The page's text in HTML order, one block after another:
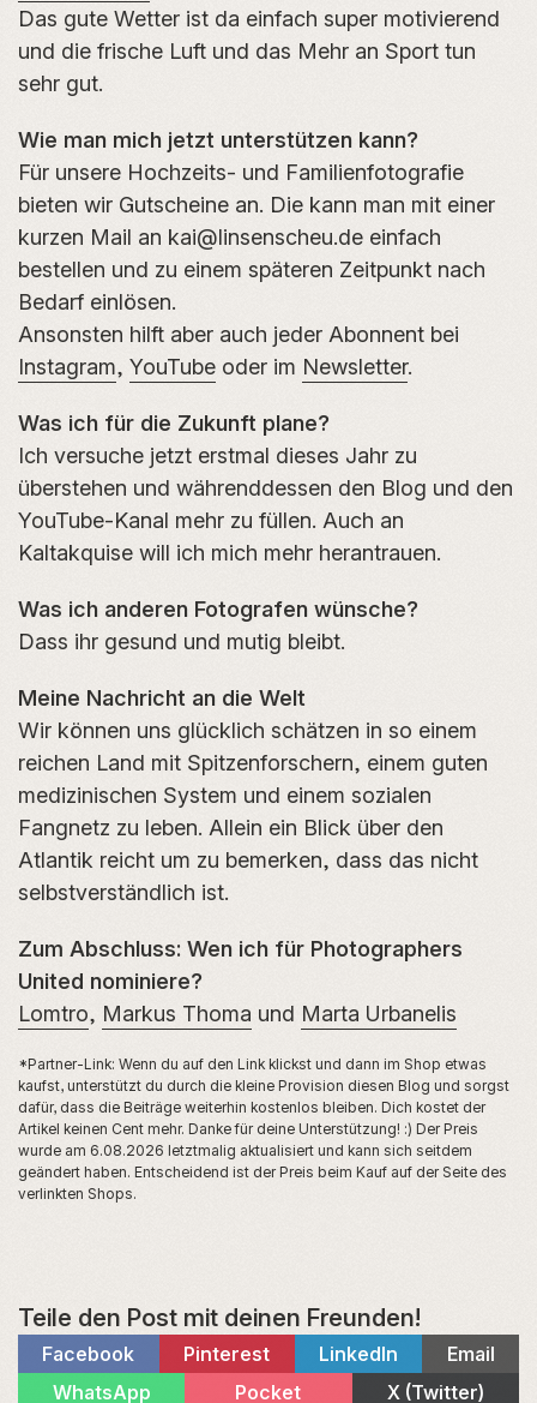
Das gute Wetter ist da einfach super motivierend
und die frische Luft und das Mehr an Sport tun
sehr gut.
Wie man mich jetzt unterstützen kann?
Für unsere Hochzeits- und Familienfotografie
bieten wir Gutscheine an. Die kann man mit einer
kurzen Mail an kai@linsenscheu.de einfach
bestellen und zu einem späteren Zeitpunkt nach
Bedarf einlösen.
Ansonsten hilft aber auch jeder Abonnent bei
Instagram, YouTube oder im Newsletter.
Was ich für die Zukunft plane?
Ich versuche jetzt erstmal dieses Jahr zu
überstehen und währenddessen den Blog und den
YouTube-Kanal mehr zu füllen. Auch an
Kaltakquise will ich mich mehr herantrauen.
Was ich anderen Fotografen wünsche?
Dass ihr gesund und mutig bleibt.
Meine Nachricht an die Welt
Wir können uns glücklich schätzen in so einem
reichen Land mit Spitzenforschern, einem guten
medizinischen System und einem sozialen
Fangnetz zu leben. Allein ein Blick über den
Atlantik reicht um zu bemerken, dass das nicht
selbstverständlich ist.
Zum Abschluss: Wen ich für Photographers
United nominiere?
Lomtro, Markus Thoma und Marta Urbanelis
*Partner-Link: Wenn du auf den Link klickst und dann im Shop etwas
kaufst, unterstützt du durch die kleine Provision diesen Blog und sorgst
dafür, dass die Beiträge weiterhin kostenlos bleiben. Dich kostet der
Artikel keinen Cent mehr. Danke für deine Unterstützung! :) Der Preis
wurde am 6.08.2026 letztmalig aktualisiert und kann sich seitdem
geändert haben. Entscheidend ist der Preis beim Kauf auf der Seite des
verlinkten Shops.
Teile den Post mit deinen Freunden!
Share
on
Facebook
Share
on
Pinterest
Share
on
LinkedIn
Share
on
Email
Share
WhatsApp
Share
Pocket
Share
X (Twitter)